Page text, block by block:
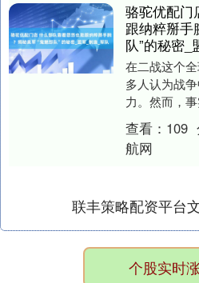
骆驼优配门
跟纳粹掰手
队”的秘密_
在二战这个
多人认为战
力。然而，
与火的较量
别是在1945
查看： 109
航网
联丰策略配资平台
个股实时